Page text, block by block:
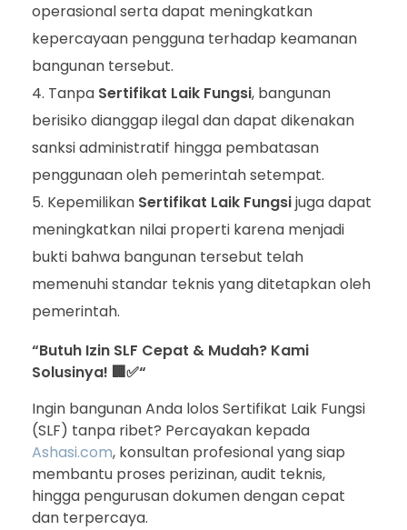
operasional serta dapat meningkatkan
kepercayaan pengguna terhadap keamanan
bangunan tersebut.
Tanpa Sertifikat Laik Fungsi, bangunan
berisiko dianggap ilegal dan dapat dikenakan
sanksi administratif hingga pembatasan
penggunaan oleh pemerintah setempat.
Kepemilikan Sertifikat Laik Fungsijuga dapat
meningkatkan nilai properti karena menjadi
bukti bahwa bangunan tersebut telah
memenuhi standar teknis yang ditetapkan oleh
pemerintah.
“Butuh Izin SLF Cepat & Mudah? Kami
Solusinya! 🏢✅“
Ingin bangunan Anda lolos Sertifikat Laik Fungsi
(SLF) tanpa ribet? Percayakan kepada
Ashasi.com, konsultan profesional yang siap
membantu proses perizinan, audit teknis,
hingga pengurusan dokumen dengan cepat
dan terpercaya.